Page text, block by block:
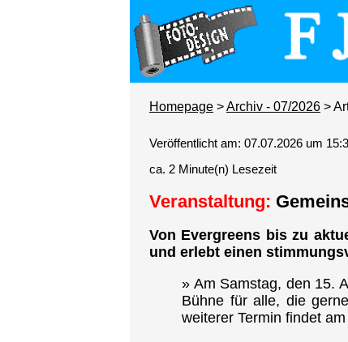
Homepage >Archiv - 07/2026 >
Veröffentlicht am: 07.07.2026 um
ca. 2 Minute(n) Lesezeit
Veranstaltung:
Von Evergreens bis zu
und erlebt einen
» Am Samstag, den 15.
Bühne für alle, die
weiterer Termin findet